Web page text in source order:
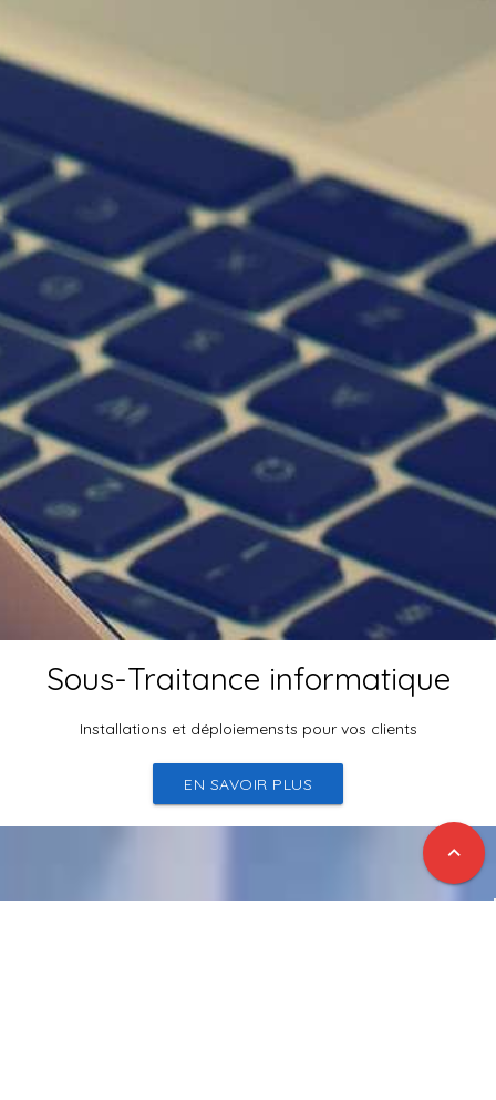
Sous-Traitance informatique
Installations et déploiemensts pour vos clients
EN SAVOIR PLUS
expand_less